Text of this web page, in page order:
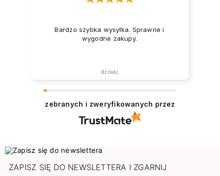
Bardzo szybka wysyłka. Sprawne i
wygodne zakupy.
dzisiaj
zebranych i zweryfikowanych przez
ZAPISZ SIĘ DO NEWSLETTERA I ZGARNIJ